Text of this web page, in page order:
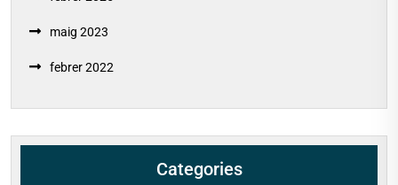
maig 2023
febrer 2022
Categories